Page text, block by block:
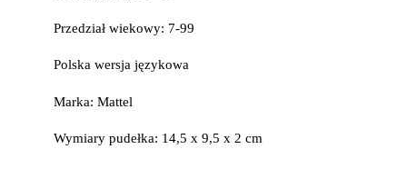
Przedział wiekowy: 7-99
Polska wersja językowa
Marka: Mattel
Wymiary pudełka: 14,5 x 9,5 x 2 cm